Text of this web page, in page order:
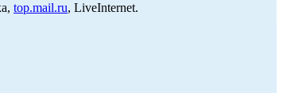
top.mail.ru, LiveInternet.